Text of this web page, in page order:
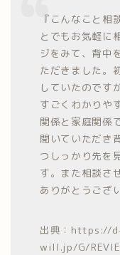
『こんなこと相
とでもお気軽に
ジをみて、背中
ただきました。
していたのです
すごくわかりや
関係と家庭関係
聞いていただき
つしっかり先を
す。また相談さ
ありがとうござ
出典：https://
will.jp/G/